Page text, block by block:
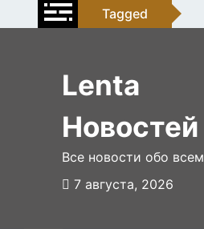
to
Tagged
Lenta
Новостей
Все новости обо всем
7 августа, 2026